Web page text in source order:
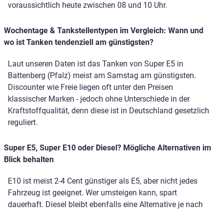
voraussichtlich heute zwischen 08 und 10 Uhr.
Wochentage & Tankstellentypen im Vergleich: Wann und
wo ist Tanken tendenziell am günstigsten?
Laut unseren Daten ist das Tanken von Super E5 in
Battenberg (Pfalz) meist am Samstag am günstigsten.
Discounter wie Freie liegen oft unter den Preisen
klassischer Marken - jedoch ohne Unterschiede in der
Kraftstoffqualität, denn diese ist in Deutschland gesetzlich
reguliert.
Super E5, Super E10 oder Diesel? Mögliche Alternativen im
Blick behalten
E10 ist meist 2-4 Cent günstiger als E5, aber nicht jedes
Fahrzeug ist geeignet. Wer umsteigen kann, spart
dauerhaft. Diesel bleibt ebenfalls eine Alternative je nach